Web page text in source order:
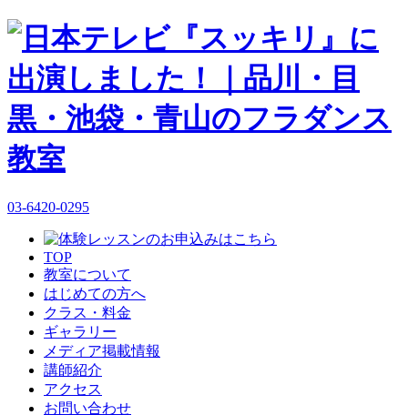
03-6420-0295
TOP
教室について
はじめての方へ
クラス・料金
ギャラリー
メディア掲載情報
講師紹介
アクセス
お問い合わせ